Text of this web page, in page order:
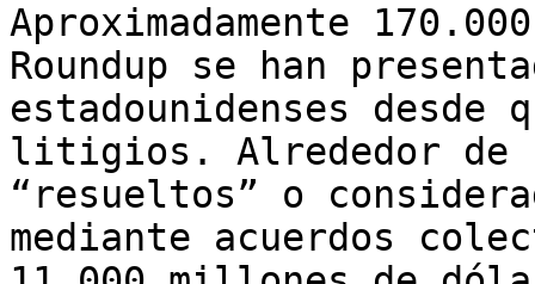
Aproximadamente
Roundup se han
estadounidenses desde
litigios. Alrededor de
“resueltos” o
mediante acuerdos